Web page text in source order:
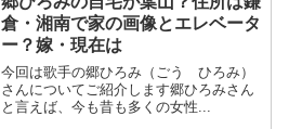
倉・湘南で家の画像とエレベータ
ー？嫁・現在は
今回は歌手の郷ひろみ（ごう ひろみ）
さんについてご紹介します郷ひろみさん
と言えば、今も昔も多くの女性...